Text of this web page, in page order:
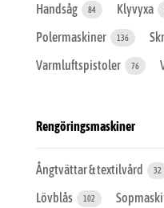
Handsåg 84 Klyvyxa
Polermaskiner 136
Varmluftspistoler 76
Rengöringsmaskiner
Ångtvättar & textilvård 32
Lövblås 102